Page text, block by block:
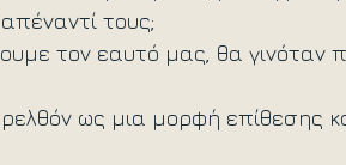
τους;
τον εαυτό μας, θα γινόταν
ως μια μορφή επίθεσης